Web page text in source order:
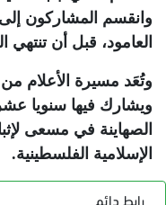
وانقسم المشاركون
العامود، قبل أن
وتُعَد مسيرة الأعلام
ويشارك فيها سنويا
الصهاينة في مسعى
الإسلامية الفلسطينية.
رابط دائم